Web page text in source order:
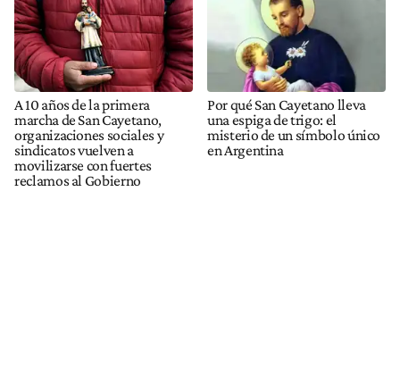
A 10 años de la primera
marcha de San Cayetano,
organizaciones sociales y
sindicatos vuelven a
movilizarse con fuertes
reclamos al Gobierno
Por qué San Cayetano lleva
una espiga de trigo: el
misterio de un símbolo único
en Argentina